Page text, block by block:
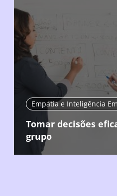
Empatia e Inteligência
Tomar decisões
grupo